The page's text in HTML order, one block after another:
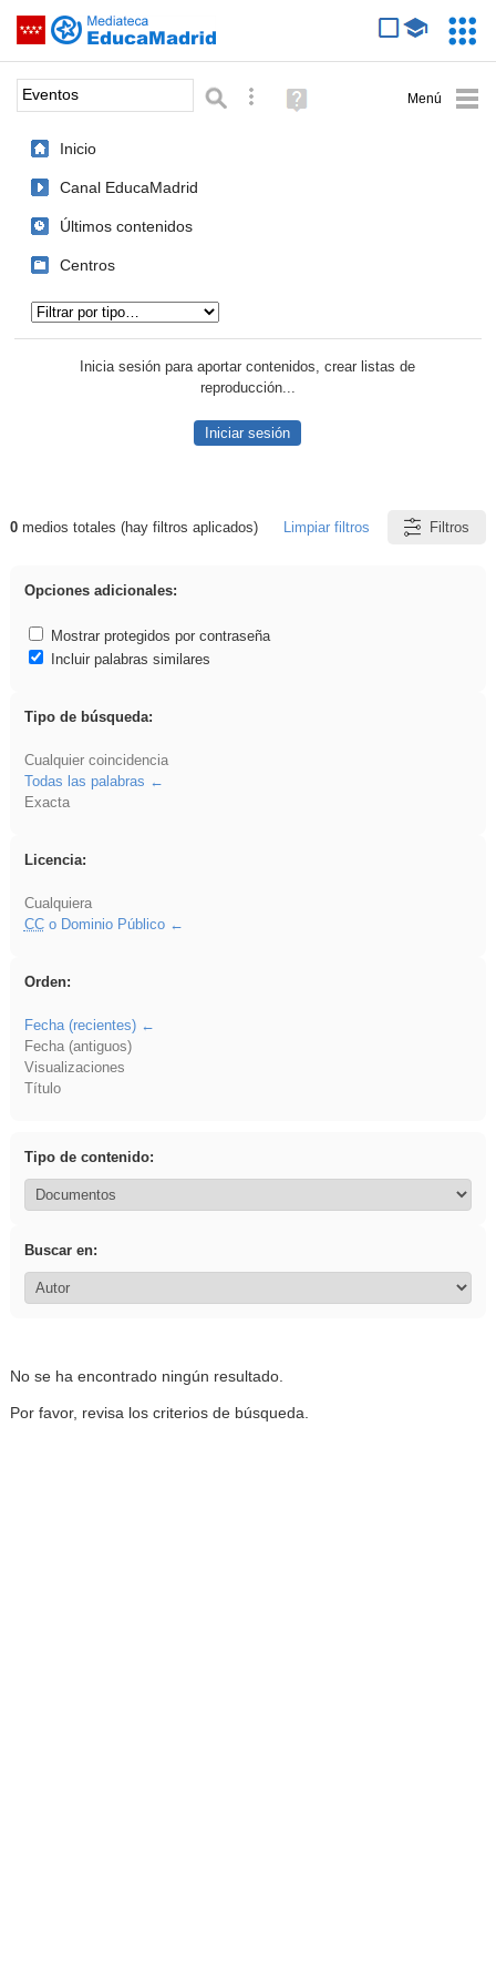
Saltar navegación
Palabra o frase: Búsqueda avanzada
Ayuda
(en
Inicio
Canal EducaMadrid
Últimos contenidos
Centros
Inicia sesión para aportar contenidos, crear listas de
reproducción...
Iniciar sesión
Resultados de: Eventos
0medios totales (hay filtros aplicados) Limpiar filtros Filtros
Opciones adicionales:
Mostrar protegidos por contraseña
Incluir palabras similares
Tipo de búsqueda:
Cualquier coincidencia
Todas las palabras
Exacta
Licencia:
Cualquiera
CCo Dominio Público
Orden:
Fecha (recientes)
Fecha (antiguos)
Visualizaciones
Título
Tipo de contenido:
Buscar en:
No se ha encontrado ningún resultado.
Por favor, revisa los criterios de búsqueda.